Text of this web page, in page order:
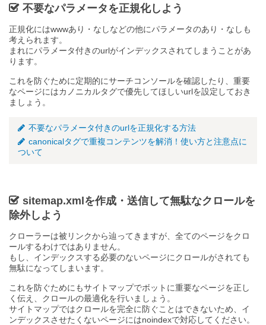
不要なパラメータを正規化しよう
正規化にはwwwあり・なしなどの他にパラメータのあり・なしも
考えられます。
まれにパラメータ付きのurlがインデックスされてしまうことがあ
ります。
これを防ぐために定期的にサーチコンソールを確認したり、重要
なページにはカノニカルタグで優先してほしいurlを設定しておき
ましょう。
不要なパラメータ付きのurlを正規化する方法
canonicalタグで重複コンテンツを解消！使い方と注意点に
ついて
sitemap.xmlを作成・送信して無駄なクロールを
除外しよう
クローラーは被リンクから辿ってきますが、全てのページをクロ
ールするわけではありません。
もし、インデックスする必要のないページにクロールがされても
無駄になってしまいます。
これを防ぐためにもサイトマップでボットに重要なページを正し
く伝え、クロールの最適化を行いましょう。
サイトマップではクロールを完全に防ぐことはできないため、イ
ンデックスさせたくないページにはnoindexで対応してください。